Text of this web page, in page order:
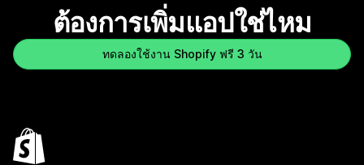
ต้องการเพิ่มแอปใช่ไหม
ทดลองใช้งาน Shopify ฟรี 3 วัน